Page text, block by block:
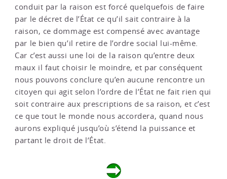
conduit par la raison est forcé quelquefois de faire
par le décret de l’État ce qu’il sait contraire à la
raison, ce dommage est compensé avec avantage
par le bien qu’il retire de l’ordre social lui-même.
Car c’est aussi une loi de la raison qu’entre deux
maux il faut choisir le moindre, et par conséquent
nous pouvons conclure qu’en aucune rencontre un
citoyen qui agit selon l’ordre de l’État ne fait rien qui
soit contraire aux prescriptions de sa raison, et c’est
ce que tout le monde nous accordera, quand nous
aurons expliqué jusqu’où s’étend la puissance et
partant le droit de l’État.